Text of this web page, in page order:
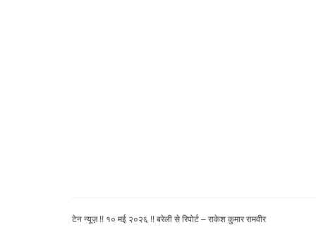
टेन न्यूज़ !! १० मई २०२६ !! बरेलीसे रिपोर्ट – राकेश कुमार रामवीर